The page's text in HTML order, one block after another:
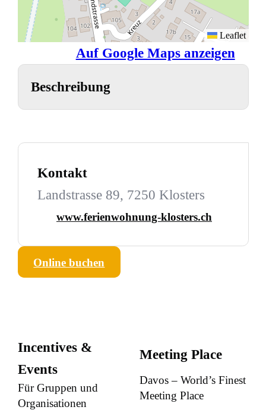
Leaflet
Auf Google Maps anzeigen
Beschreibung
Kontakt
Landstrasse 89, 7250 Klosters
www.ferienwohnung-klosters.ch
Online buchen
Incentives &
Events
Für Gruppen und
Organisationen
Meeting Place
Davos – World’s Finest
Meeting Place